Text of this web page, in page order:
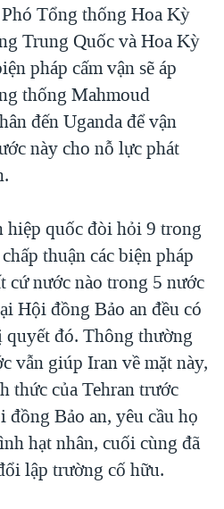
HẠ 'BÊN THẮNG CUỘC'
NAY
Ở VIỆT NAM
TẠI VIỆT NAM
TRỘM HẢI SÂM
VỌNG TỪ NÔNG THÔN MỸ
Tổng thống Hoa Kỳ
Trung Quốc và Hoa Kỳ
pháp cấm vận sẽ áp
thống Mahmoud
đến Uganda để vận
này cho nỗ lực phát
hiệp quốc đòi hỏi 9 trong
thuận các biện pháp
cứ nước nào trong 5 nước
Hội đồng Bảo an đều có
đó. Thông thường
vẫn giúp Iran về mặt này,
thức của Tehran trước
Bảo an, yêu cầu họ
hạt nhân, cuối cùng đã
lập trường cố hữu.